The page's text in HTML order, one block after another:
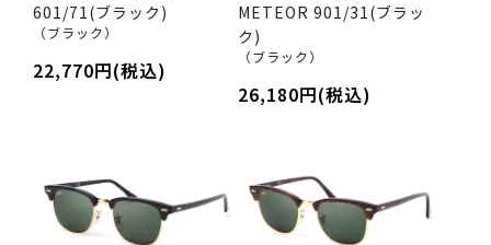
601/71(ブラック)
（ブラック）
22,770円(税込)
METEOR 901/31(ブラッ
ク)
（ブラック）
26,180円(税込)